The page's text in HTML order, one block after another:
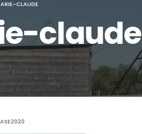
CLAUDE
claude